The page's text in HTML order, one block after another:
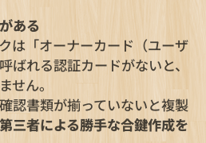
ある
は「オーナーカード（ユーザ
ばれる認証カードがないと、
せん。
認書類が揃っていないと複製
第三者による勝手な合鍵作成を